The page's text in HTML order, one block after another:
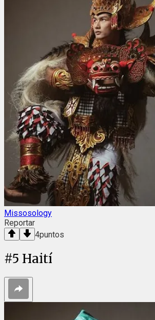
Missosology
Reportar
4puntos
#5 Haití